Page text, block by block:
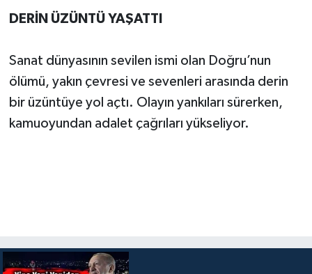
DERİN ÜZÜNTÜ YAŞATTI
Sanat dünyasının sevilen ismi olan Doğru’nun
ölümü, yakın çevresi ve sevenleri arasında derin
bir üzüntüye yol açtı. Olayın yankıları sürerken,
kamuoyundan adalet çağrıları yükseliyor.